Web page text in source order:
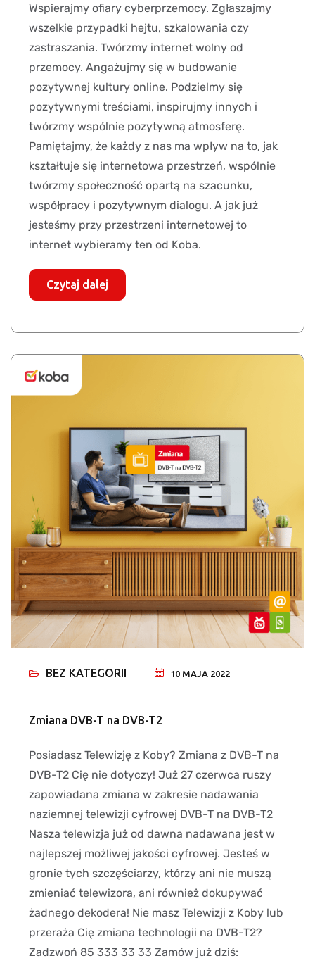
Wspierajmy ofiary cyberprzemocy. Zgłaszajmy
wszelkie przypadki hejtu, szkalowania czy
zastraszania. Twórzmy internet wolny od
przemocy. Angażujmy się w budowanie
pozytywnej kultury online. Podzielmy się
pozytywnymi treściami, inspirujmy innych i
twórzmy wspólnie pozytywną atmosferę.
Pamiętajmy, że każdy z nas ma wpływ na to, jak
kształtuje się internetowa przestrzeń, wspólnie
twórzmy społeczność opartą na szacunku,
współpracy i pozytywnym dialogu. A jak już
jesteśmy przy przestrzeni internetowej to
internet wybieramy ten od Koba.
Czytaj dalej
BEZ KATEGORII 10 MAJA 2022
Zmiana DVB-T na DVB-T2
Posiadasz Telewizję z Koby? Zmiana z DVB-T na
DVB-T2 Cię nie dotyczy! Już 27 czerwca ruszy
zapowiadana zmiana w zakresie nadawania
naziemnej telewizji cyfrowej DVB-T na DVB-T2
Nasza telewizja już od dawna nadawana jest w
najlepszej możliwej jakości cyfrowej. Jesteś w
gronie tych szczęściarzy, którzy ani nie muszą
zmieniać telewizora, ani również dokupywać
żadnego dekodera! Nie masz Telewizji z Koby lub
przeraża Cię zmiana technologii na DVB-T2?
Zadzwoń 85 333 33 33 Zamów już dziś: